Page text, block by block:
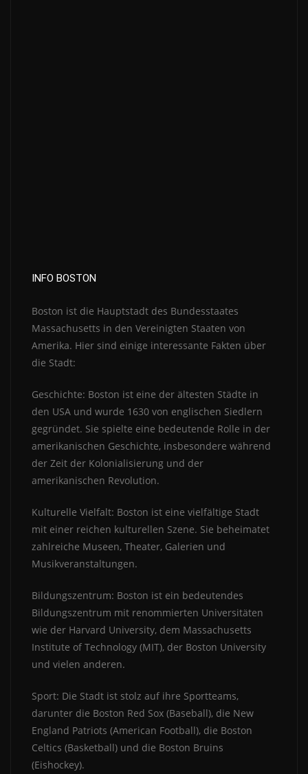
INFO BOSTON
Boston ist die Hauptstadt des Bundesstaates
Massachusetts in den Vereinigten Staaten von
Amerika. Hier sind einige interessante Fakten über
die Stadt:
Geschichte: Boston ist eine der ältesten Städte in
den USA und wurde 1630 von englischen Siedlern
gegründet. Sie spielte eine bedeutende Rolle in der
amerikanischen Geschichte, insbesondere während
der Zeit der Kolonialisierung und der
amerikanischen Revolution.
Kulturelle Vielfalt: Boston ist eine vielfältige Stadt
mit einer reichen kulturellen Szene. Sie beheimatet
zahlreiche Museen, Theater, Galerien und
Musikveranstaltungen.
Bildungszentrum: Boston ist ein bedeutendes
Bildungszentrum mit renommierten Universitäten
wie der Harvard University, dem Massachusetts
Institute of Technology (MIT), der Boston University
und vielen anderen.
Sport: Die Stadt ist stolz auf ihre Sportteams,
darunter die Boston Red Sox (Baseball), die New
England Patriots (American Football), die Boston
Celtics (Basketball) und die Boston Bruins
(Eishockey).